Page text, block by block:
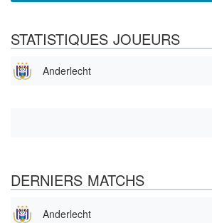
STATISTIQUES JOUEURS
Anderlecht
DERNIERS MATCHS
Anderlecht